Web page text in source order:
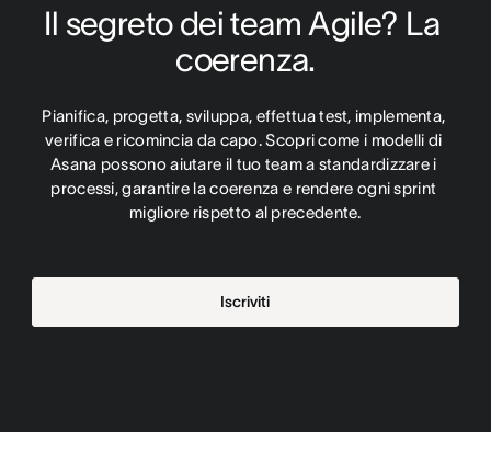
Il segreto dei team Agile? La
coerenza.
Pianifica, progetta, sviluppa, effettua test, implementa,
verifica e ricomincia da capo. Scopri come i modelli di
Asana possono aiutare il tuo team a standardizzare i
processi, garantire la coerenza e rendere ogni sprint
migliore rispetto al precedente.
Iscriviti